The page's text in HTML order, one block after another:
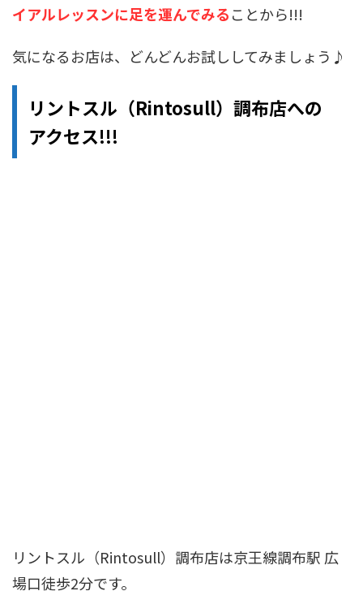
イアルレッスンに足を運んでみることから!!!
気になるお店は、どんどんお試ししてみましょう♪
リントスル（Rintosull）調布店への
アクセス!!!
リントスル（Rintosull）調布店は京王線調布駅 広
場口徒歩2分です。